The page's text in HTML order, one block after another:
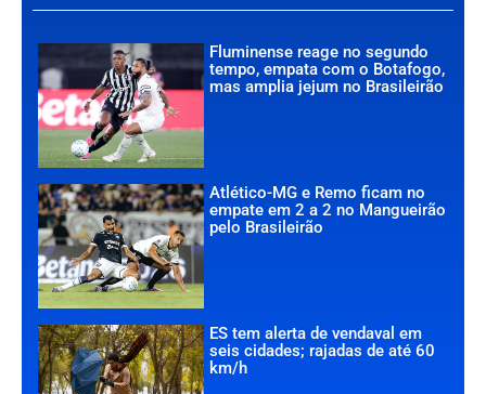
Fluminense reage no segundo
tempo, empata com o Botafogo,
mas amplia jejum no Brasileirão
Atlético-MG e Remo ficam no
empate em 2 a 2 no Mangueirão
pelo Brasileirão
ES tem alerta de vendaval em
seis cidades; rajadas de até 60
km/h